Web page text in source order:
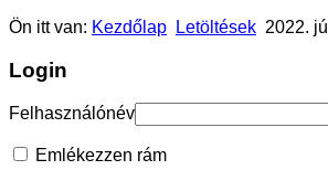
Ön itt van: Kezdőlap Letöltések 2022.
Login
Felhasználónév
Emlékezzen rám